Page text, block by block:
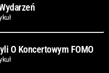
O Koncertowym FOMO